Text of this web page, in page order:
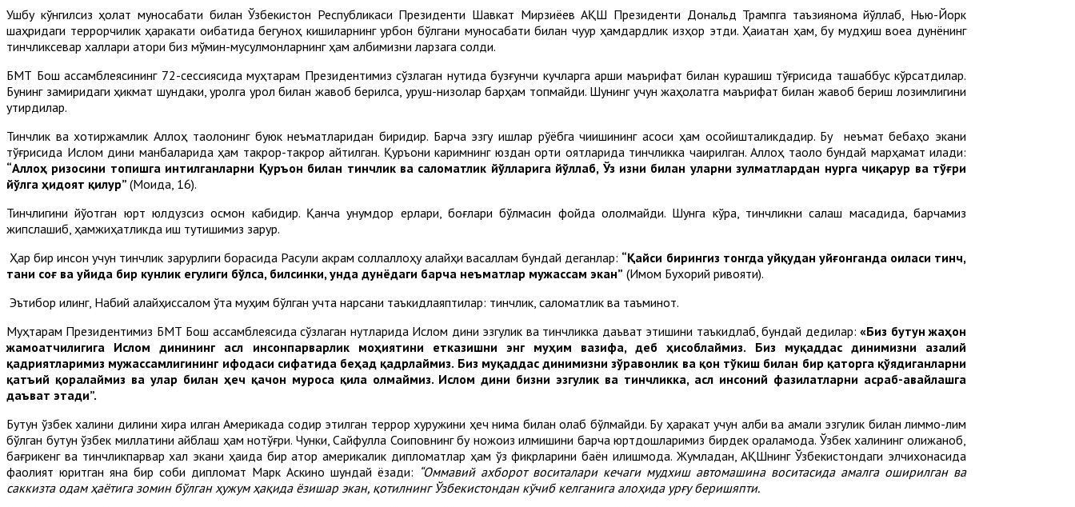
Ушбу кўнгилсиз ҳолат муносабати билан Ўзбекистон Республикаси Президенти Шавкат Мирзиёев АҚШ Президенти Дональд Трампга таъзиянома йўллаб, Нью-Йорк
шаҳридаги террорчилик ҳаракати оқибатида бегуноҳ кишиларнинг қурбон бўлгани муносабати билан чуқур ҳамдардлик изҳор этди. Ҳақиқатан ҳам, бу мудҳиш воқеа дунёнинг
тинчликсевар халқлари қатори биз мўмин-мусулмонларнинг ҳам қалбимизни ларзага солди.
БМТ Бош ассамблеясининг 72-сессиясида муҳтарам Президентимиз сўзлаган нутқида бузғунчи кучларга қарши маърифат билан курашиш тўғрисида ташаббус кўрсатдилар.
Бунинг замиридаги ҳикмат шундаки, қуролга қурол билан жавоб берилса, уруш-низолар барҳам топмайди. Шунинг учун жаҳолатга маърифат билан жавоб бериш лозимлигини
уқтирдилар.
Тинчлик ва хотиржамлик Аллоҳ таолонинг буюк неъматларидан биридир. Барча эзгу ишлар рўёбга чиқишининг асоси ҳам осойишталикдадир. Бу неъмат бебаҳо экани
тўғрисида Ислом дини манбаларида ҳам такрор-такрор айтилган. Қуръони каримнинг юздан ортиқ оятларида тинчликка чақирилган. Аллоҳ таоло бундай марҳамат қилади:
“Аллоҳ ризосини топишга интилганларни Қуръон билан тинчлик ва саломатлик йўлларига йўллаб, Ўз изни билан уларни зулматлардан нурга чиқарур ва тўғри
йўлга ҳидоят қилур” (Моида, 16).
Тинчлигини йўқотган юрт юлдузсиз осмон кабидир. Қанча унумдор ерлари, боғлари бўлмасин фойда ололмайди. Шунга кўра, тинчликни сақлаш мақсадида, барчамиз
жипслашиб, ҳамжиҳатликда иш тутишимиз зарур.
Ҳар бир инсон учун тинчлик зарурлиги борасида Расули акрам соллаллоҳу алайҳи васаллам бундай деганлар: “Қайси бирингиз тонгда уйқудан уйғонганда оиласи тинч,
тани соғ ва уйида бир кунлик егулиги бўлса, билсинки, унда дунёдаги барча неъматлар мужассам экан” (Имом Бухорий ривояти).
Эътибор қилинг, Набий алайҳиссалом ўта муҳим бўлган учта нарсани таъкидлаяптилар: тинчлик, саломатлик ва таъминот.
Муҳтарам Президентимиз БМТ Бош ассамблеясида сўзлаган нутқларида Ислом дини эзгулик ва тинчликка даъват этишини таъкидлаб, бундай дедилар:«Биз бутун жаҳон
жамоатчилигига Ислом динининг асл инсонпарварлик моҳиятини етказишни энг муҳим вазифа, деб ҳисоблаймиз. Биз муқаддас динимизни азалий
қадриятларимиз мужассамлигининг ифодаси сифатида беҳад қадрлаймиз. Биз муқаддас динимизни зўравонлик ва қон тўкиш билан бир қаторга қўядиганларни
қатъий қоралаймиз ва улар билан ҳеч қачон муроса қила олмаймиз. Ислом дини бизни эзгулик ва тинчликка, асл инсоний фазилатларни асраб-авайлашга
даъват этади”.
Бутун ўзбек халқини дилини хира қилган Америкада содир этилган террор хуружини ҳеч нима билан оқлаб бўлмайди. Бу ҳаракат учун қалби ва амали эзгулик билан лиммо-лим
бўлган бутун ўзбек миллатини айблаш ҳам нотўғри. Чунки, Сайфулла Соиповнинг бу ножоиз қилмишини барча юртдошларимиз бирдек қораламоқда. Ўзбек халқининг олижаноб,
бағрикенг ва тинчликпарвар халқ экани ҳақида бир қатор америкалик дипломатлар ҳам ўз фикрларини баён қилишмоқда. Жумладан, АҚШнинг Ўзбекистондаги элчихонасида
фаолият юритган яна бир собиқ дипломат Марк Аскино шундай ёзади: “Оммавий ахборот воситалари кечаги мудхиш автомашина воситасида амалга оширилган ва
саккизта одам ҳаётига зомин бўлган ҳужум ҳақида ёзишар экан, қотилнинг Ўзбекистондан кўчиб келганига алоҳида урғу беришяпти.